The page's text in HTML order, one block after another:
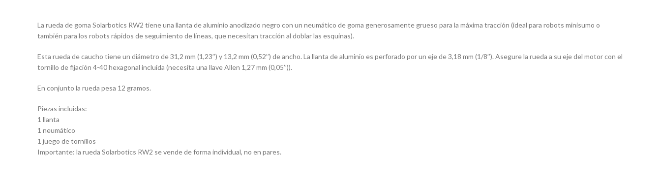
La rueda de goma Solarbotics RW2 tiene una llanta de aluminio anodizado negro con un neumático de goma generosamente grueso para la máxima tracción (ideal para robots minisumo o
también para los robots rápidos de seguimiento de líneas, que necesitan tracción al doblar las esquinas).
Esta rueda de caucho tiene un diámetro de 31,2 mm (1,23’’) y 13,2 mm (0,52’’) de ancho. La llanta de aluminio es perforado por un eje de 3,18 mm (1/8’’). Asegure la rueda a su eje del motor con el
tornillo de fijación 4-40 hexagonal incluida (necesita una llave Allen 1,27 mm (0,05’’)).
En conjunto la rueda pesa 12 gramos.
Piezas incluidas:
1 llanta
1 neumático
1 juego de tornillos
Importante: la rueda Solarbotics RW2 se vende de forma individual, no en pares.